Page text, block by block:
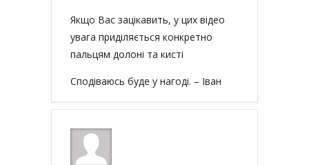
Якщо Вас зацікавить, у цих відео
увага приділяється конкретно
пальцям долоні та кисті
Сподіваюсь буде у нагоді. – Іван